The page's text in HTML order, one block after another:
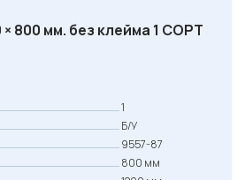
800 мм. без клейма 1 СОРТ
1
Б/У
9557-87
800 мм